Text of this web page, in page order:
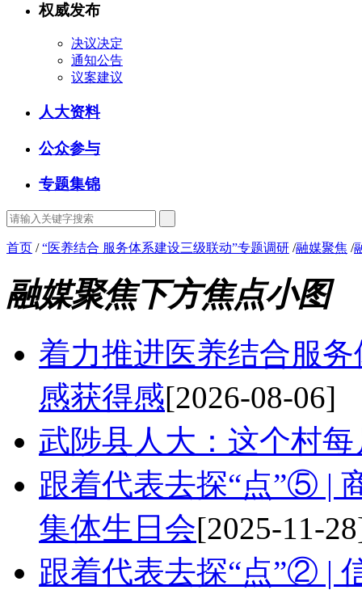
权威发布
决议决定
通知公告
议案建议
人大资料
公众参与
专题集锦
首页 /“医养结合 服务体系建设三级联动”专题调研 /融媒聚焦 /
融媒聚焦下方焦点小图
着力推进医养结合服
感获得感[2026-08-06]
武陟县人大：这个村
跟着代表去探“点”⑤ |
集体生日会[2025-11-
跟着代表去探“点”② |